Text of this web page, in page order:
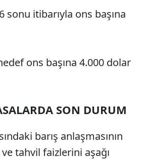
sonu itibarıyla ons başına
ons başına 4.000 dolar
SON DURUM
barış anlaşmasının
tahvil faizlerini aşağı